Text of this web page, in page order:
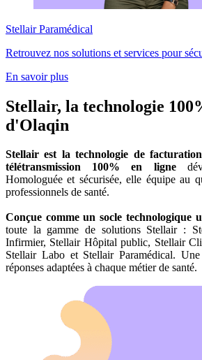
Stellair Paramédical
Retrouvez nos solutions et services pour
En savoir plus
Stellair, la technologie
d'Olaqin
Stellair est la technologie de
télétransmission 100% en ligne
Homologuée et sécurisée, elle équipe au
professionnels de santé.
Conçue comme un socle technologique
toute la gamme de solutions Stellair :
Infirmier, Stellair Hôpital public, Stellair
Stellair Labo et Stellair Paramédical.
réponses adaptées à chaque métier de santé.